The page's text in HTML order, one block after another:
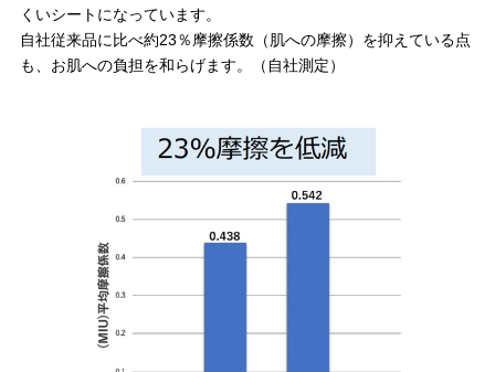
くいシートになっています。
自社従来品に比べ約23％摩擦係数（肌への摩擦）を抑えている点
も、お肌への負担を和らげます。（自社測定）